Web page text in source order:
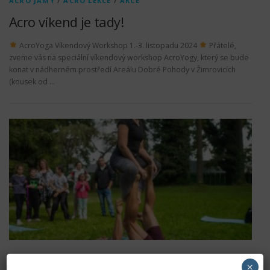
Acro víkend je tady!
AcroYoga Víkendový Workshop 1.-3. listopadu 2024
Přátelé,
zveme vás na speciální víkendový workshop AcroYogy, který se bude
konat v nádherném prostředí Areálu Dobré Pohody v Žimrovicích
(kousek od …
×